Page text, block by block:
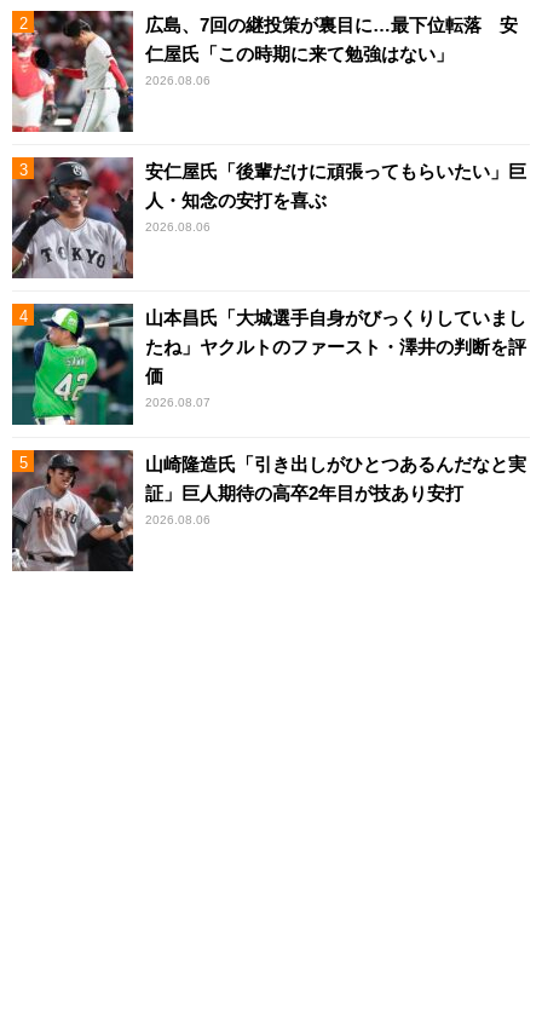
広島、7回の継投策が裏目に…最下位転落 安
仁屋氏「この時期に来て勉強はない」
2026.08.06
安仁屋氏「後輩だけに頑張ってもらいたい」巨
人・知念の安打を喜ぶ
2026.08.06
山本昌氏「大城選手自身がびっくりしていまし
たね」ヤクルトのファースト・澤井の判断を評
価
2026.08.07
山崎隆造氏「引き出しがひとつあるんだなと実
証」巨人期待の高卒2年目が技あり安打
2026.08.06